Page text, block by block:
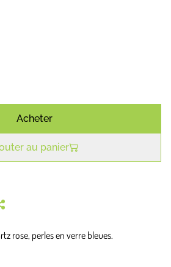
Acheter
au panier
rose, perles en verre bleues.